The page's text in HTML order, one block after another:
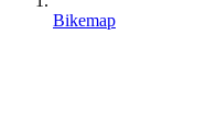
Bikemap